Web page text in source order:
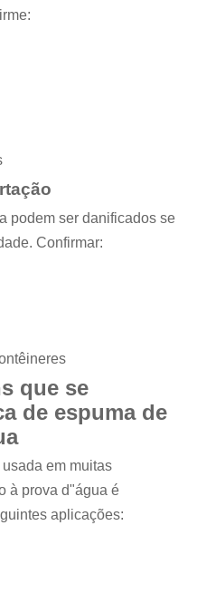
podem ser danificados se
Confirmar:
que se
de espuma de
em muitas
à prova d"água é
aplicações: